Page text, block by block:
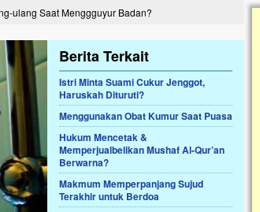
ulang Saat Menggguyur Badan?
Berita Terkait
Istri Minta Suami Cukur Jenggot,
Haruskah Dituruti?
Menggunakan Obat Kumur Saat Puasa
Hukum Mencetak &
Memperjualbelikan Mushaf Al-Qur’an
Berwarna?
Makmum Memperpanjang Sujud
Terakhir untuk Berdoa
Dari
baru
ini harus
tumor